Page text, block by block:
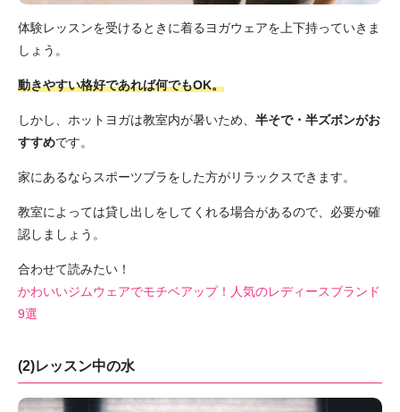
体験レッスンを受けるときに着るヨガウェアを上下持っていきま
しょう。
動きやすい格好であれば何でもOK。
しかし、ホットヨガは教室内が暑いため、 半そで・半ズボンがお
すすめです。
家にあるならスポーツブラをした方がリラックスできます。
教室によっては貸し出しをしてくれる場合があるので、必要か確
認しましょう。
合わせて読みたい！
かわいいジムウェアでモチベアップ！人気のレディースブランド
9選
(2)レッスン中の水